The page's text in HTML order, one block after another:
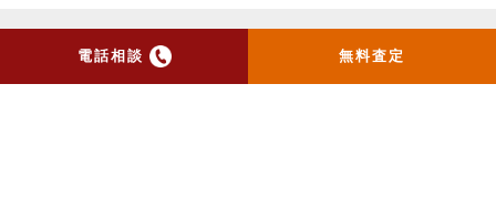
電話相談 無料査定